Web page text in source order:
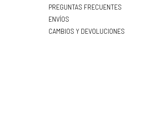
PREGUNTAS FRECUENTES
ENVÍOS
CAMBIOS Y DEVOLUCIONES